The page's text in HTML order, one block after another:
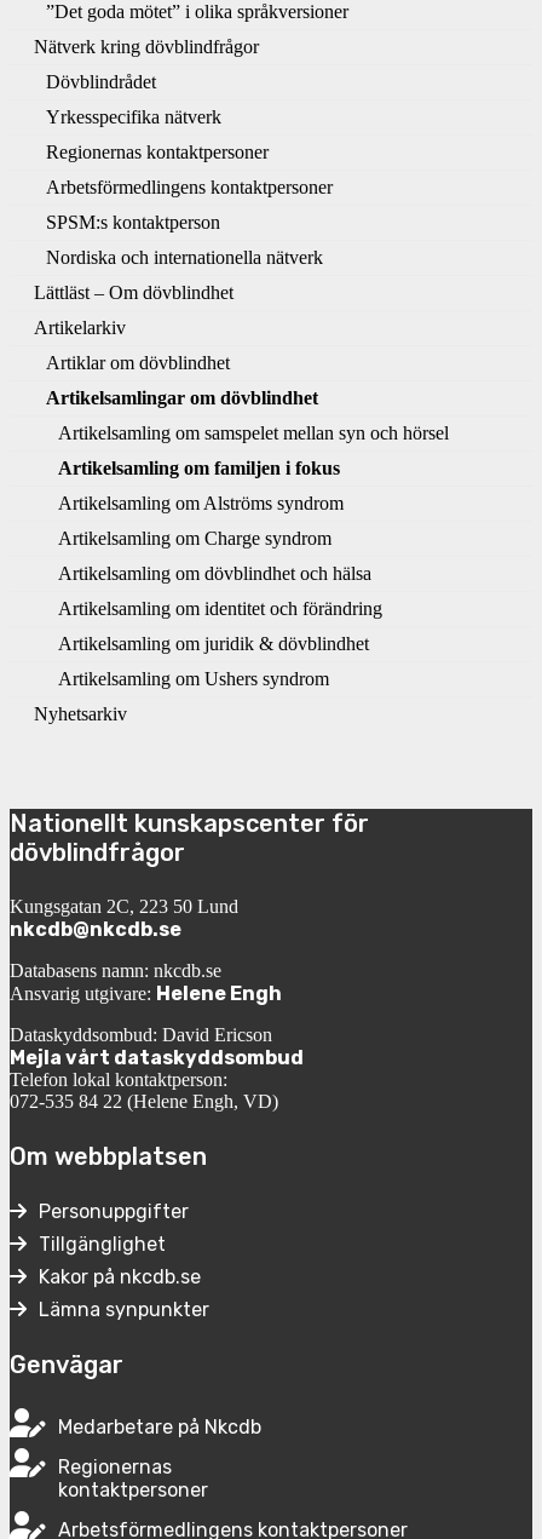
”Det goda mötet” i olika språkversioner
Nätverk kring dövblindfrågor
Dövblindrådet
Yrkesspecifika nätverk
Regionernas kontaktpersoner
Arbetsförmedlingens kontaktpersoner
SPSM:s kontaktperson
Nordiska och internationella nätverk
Lättläst – Om dövblindhet
Artikelarkiv
Artiklar om dövblindhet
Artikelsamlingar om dövblindhet
Artikelsamling om samspelet mellan syn och hörsel
Artikelsamling om familjen i fokus
Artikelsamling om Alströms syndrom
Artikelsamling om Charge syndrom
Artikelsamling om dövblindhet och hälsa
Artikelsamling om identitet och förändring
Artikelsamling om juridik & dövblindhet
Artikelsamling om Ushers syndrom
Nyhetsarkiv
Nationellt kunskapscenter för
dövblindfrågor
Kungsgatan 2C, 223 50 Lund
nkcdb@nkcdb.se
Databasens namn: nkcdb.se
Ansvarig utgivare: Helene Engh
Dataskyddsombud: David Ericson
Mejla vårt dataskyddsombud
Telefon lokal kontaktperson:
072-535 84 22 (Helene Engh, VD)
Om webbplatsen
Personuppgifter
Tillgänglighet
Kakor på nkcdb.se
Lämna synpunkter
Genvägar
Medarbetare på Nkcdb
Regionernas
kontaktpersoner
Arbetsförmedlingens kontaktpersoner